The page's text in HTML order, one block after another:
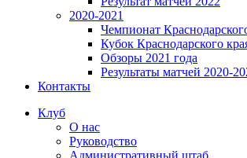
2020-2021
Чемпионат
Кубок Краснодарского
Обзоры 2021 года
Результаты матчей 2020-
Контакты
Клуб
О нас
Руководство
Административный штаб